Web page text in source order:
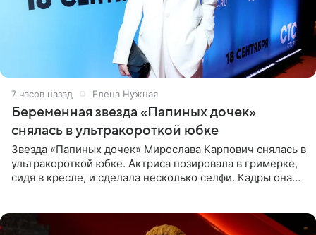
7 часов назад Елена Нужная
Беременная звезда «Папиных дочек»
снялась в ультракороткой юбке
Звезда «Папиных дочек» Мирослава Карпович снялась в
ультракороткой юбке. Актриса позировала в гримерке,
сидя в кресле, и сделала несколько селфи. Кадры она